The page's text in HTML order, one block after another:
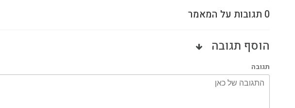
0 תגובות על המאמר
הוסף תגובה
תגובה